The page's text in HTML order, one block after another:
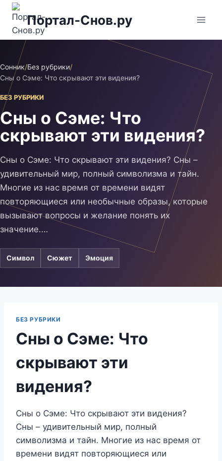
Перейти
содержимому
Портал-Снов.ру
Сонник/Без рубрики/
Сны о Сэме: Что скрывают эти видения?
БЕЗ РУБРИКИ
Сны о Сэме: Что
скрывают эти видения?
Сны о Сэме: Что скрывают эти видения? Сны –
удивительный мир, полный символизма и тайн.
Многие из нас время от времени видят
повторяющиеся или необычные образы, которые
вызывают вопросы и желание понять их
значение.…
Символ Сюжет Эмоция
БЕЗ РУБРИКИ
Сны о Сэме: Что
скрывают эти
видения?
Сны о Сэме: Что скрывают эти видения?
Сны – удивительный мир, полный
символизма и тайн. Многие из нас время от
времени видят повторяющиеся или